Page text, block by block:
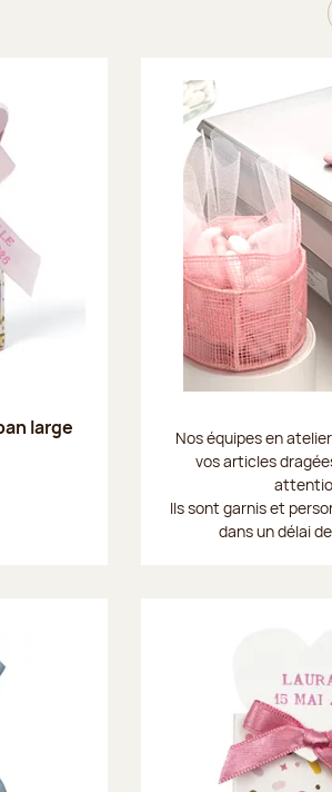
large
Nos équipes en
vos articles
Ils sont garnis et
dans un délai de